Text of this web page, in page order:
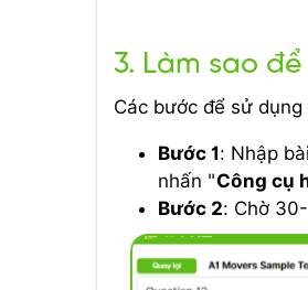
3. Làm sao
Các bước để sử
Bước 1: Nhập
nhấn "Công cụ
Bước 2: Chờ